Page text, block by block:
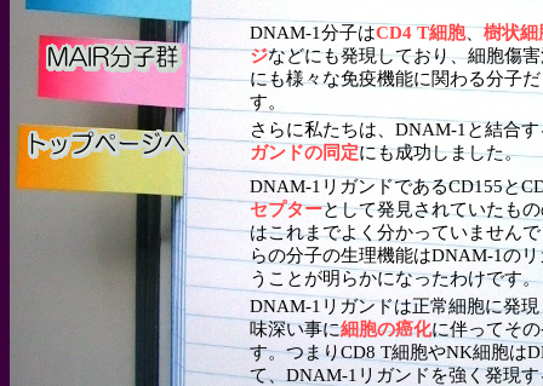
DNAM-1分子はCD4 T細胞、樹状細
ジなどにも発現しており、細胞傷
にも様々な免疫機能に関わる分子
す。
さらに私たちは、 DNAM-1と結合
ガンドの同定にも成功しました。
DNAM-1リガンドであるCD155と
セプターとして発見されていたも
はこれまでよく分かっていません
らの分子の生理機能はDNAM-1の
うことが明らかになったわけです。
DNAM-1リガンドは正常細胞に発
味深い事に細胞の癌化に伴ってそ
す。つまりCD8 T細胞やNK細胞は
て、DNAM-1リガンドを強く発現